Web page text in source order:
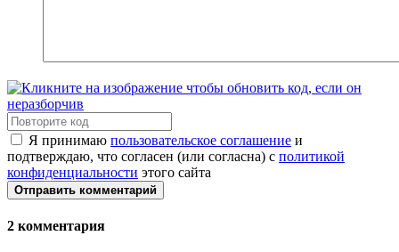
Я принимаю пользовательское соглашение и
подтверждаю, что согласен (или согласна) с политикой
конфиденциальности этого сайта
Отправить комментарий
2 комментария